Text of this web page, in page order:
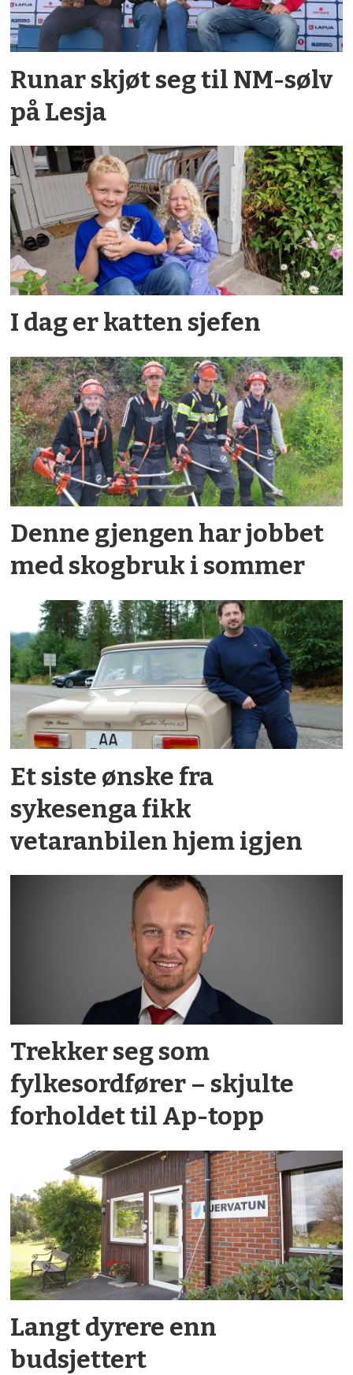
Runar skjøt seg til NM-sølv
på Lesja
I dag er katten sjefen
Denne gjengen har jobbet
med skogbruk i sommer
Et siste ønske fra
sykesenga fikk
vetaranbilen hjem igjen
Trekker seg som
fylkesordfører – skjulte
forholdet til Ap-topp
Langt dyrere enn
budsjettert